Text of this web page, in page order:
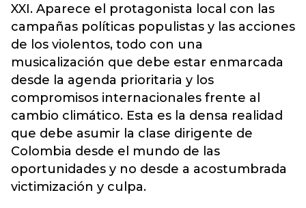
XXI. Aparece el protagonista local con las
campañas políticas populistas y las acciones
de los violentos, todo con una
musicalización que debe estar enmarcada
desde la agenda prioritaria y los
compromisos internacionales frente al
cambio climático. Esta es la densa realidad
que debe asumir la clase dirigente de
Colombia desde el mundo de las
oportunidades y no desde a acostumbrada
victimización y culpa.